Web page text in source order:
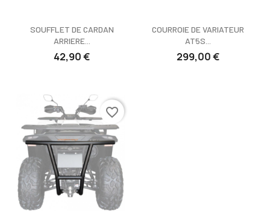
SOUFFLET DE CARDAN
ARRIERE...
42,90 €
COURROIE DE VARIATEUR
AT5S...
299,00 €
favorite_border